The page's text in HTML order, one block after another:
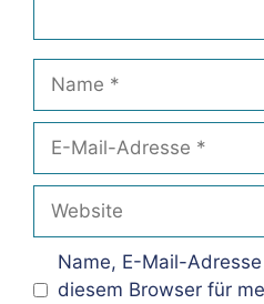
Mail-
Adresse
Name, E-Mail-
diesem Browser für